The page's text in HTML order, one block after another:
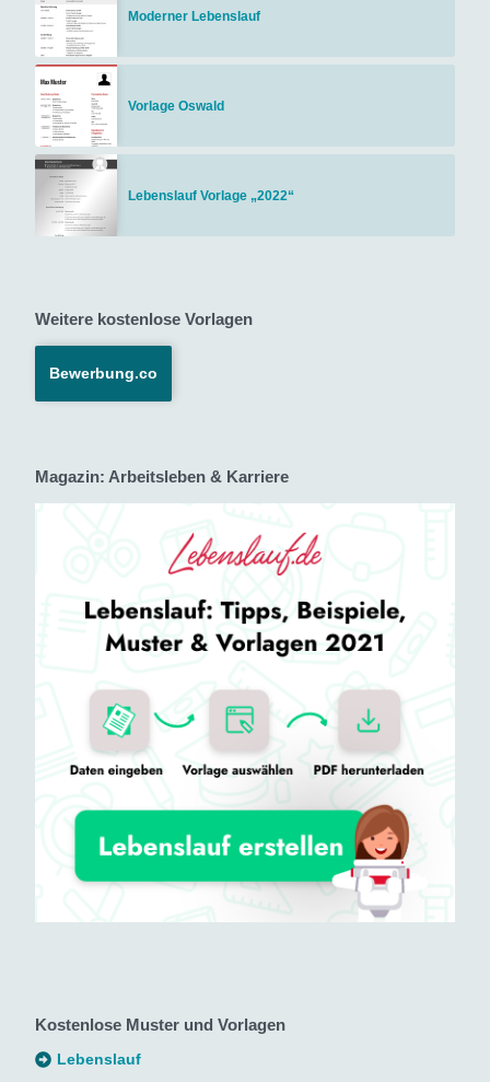
Moderner Lebenslauf
Vorlage Oswald
Lebenslauf Vorlage „2022“
Weitere kostenlose Vorlagen
Bewerbung.co
Magazin: Arbeitsleben & Karriere
Kostenlose Muster und Vorlagen
Lebenslauf